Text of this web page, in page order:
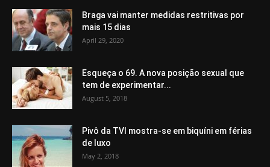
Braga vai manter medidas restritivas por
mais 15 dias
April 29, 2020
Esqueça o 69. A nova posição sexual que
tem de experimentar...
August 5, 2018
Pivô da TVI mostra-se em biquíni em férias
de luxo
May 2, 2018